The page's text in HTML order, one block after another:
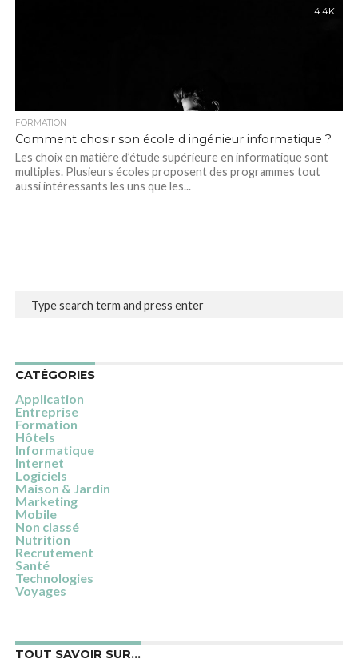
4.4K
FORMATION
Comment chosir son école d ingénieur informatique ?
Les choix en matière d’étude supérieure en informatique sont
multiples. Plusieurs écoles proposent des programmes tout
aussi intéressants les uns que les...
CATÉGORIES
Application
Entreprise
Formation
Hôtels
Informatique
Internet
Logiciels
Maison & Jardin
Marketing
Mobile
Non classé
Nutrition
Recrutement
Santé
Technologies
Voyages
TOUT SAVOIR SUR…